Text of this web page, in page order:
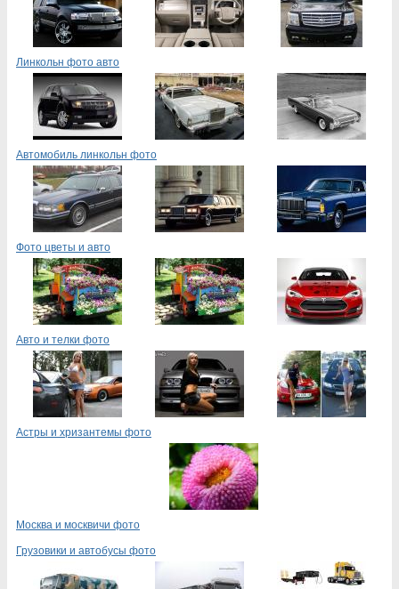
Линкольн фото авто
Автомобиль линкольн фото
Фото цветы и авто
Авто и телки фото
Астры и хризантемы фото
Москва и москвичи фото
Грузовики и автобусы фото